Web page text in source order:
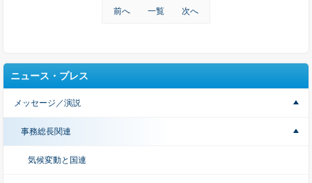
前へ 一覧 次へ
ニュース・プレス
メッセージ／演説
事務総長関連
気候変動と国連